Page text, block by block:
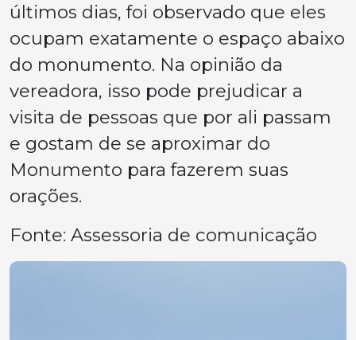
últimos dias, foi observado que eles
ocupam exatamente o espaço abaixo
do monumento. Na opinião da
vereadora, isso pode prejudicar a
visita de pessoas que por ali passam
e gostam de se aproximar do
Monumento para fazerem suas
orações.
Fonte: Assessoria de comunicação